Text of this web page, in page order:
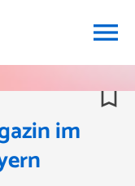
menu
bookmark_border
im